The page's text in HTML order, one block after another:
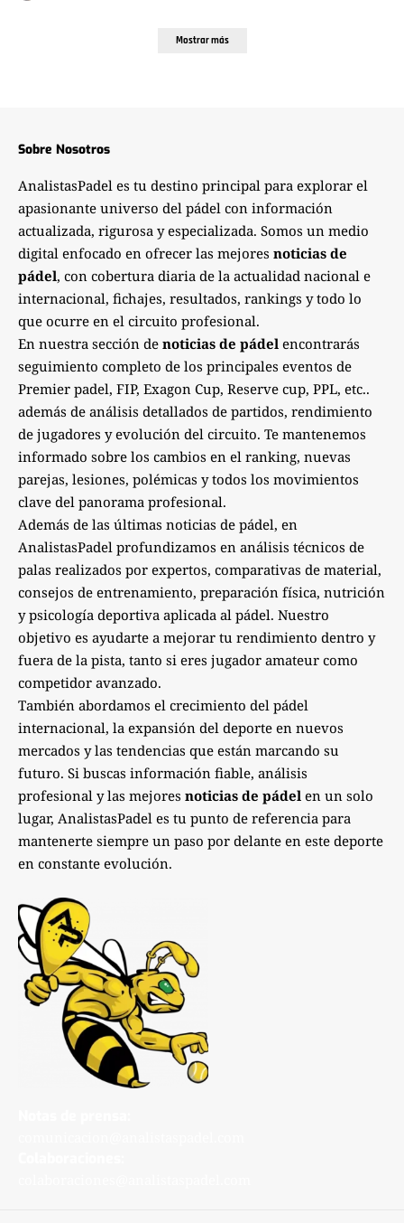
Mostrar más
Sobre Nosotros
AnalistasPadel es tu destino principal para explorar el
apasionante universo del pádel con información
actualizada, rigurosa y especializada. Somos un medio
digital enfocado en ofrecer las mejores noticias de
pádel, con cobertura diaria de la actualidad nacional e
internacional, fichajes, resultados, rankings y todo lo
que ocurre en el circuito profesional.
En nuestra sección de noticias de pádel encontrarás
seguimiento completo de los principales eventos de
Premier padel, FIP, Exagon Cup, Reserve cup, PPL, etc..
además de análisis detallados de partidos, rendimiento
de jugadores y evolución del circuito. Te mantenemos
informado sobre los cambios en el ranking, nuevas
parejas, lesiones, polémicas y todos los movimientos
clave del panorama profesional.
Además de las últimas noticias de pádel, en
AnalistasPadel profundizamos en análisis técnicos de
palas realizados por expertos, comparativas de material,
consejos de entrenamiento, preparación física, nutrición
y psicología deportiva aplicada al pádel. Nuestro
objetivo es ayudarte a mejorar tu rendimiento dentro y
fuera de la pista, tanto si eres jugador amateur como
competidor avanzado.
También abordamos el crecimiento del pádel
internacional, la expansión del deporte en nuevos
mercados y las tendencias que están marcando su
futuro. Si buscas información fiable, análisis
profesional y las mejores noticias de pádel en un solo
lugar, AnalistasPadel es tu punto de referencia para
mantenerte siempre un paso por delante en este deporte
en constante evolución.